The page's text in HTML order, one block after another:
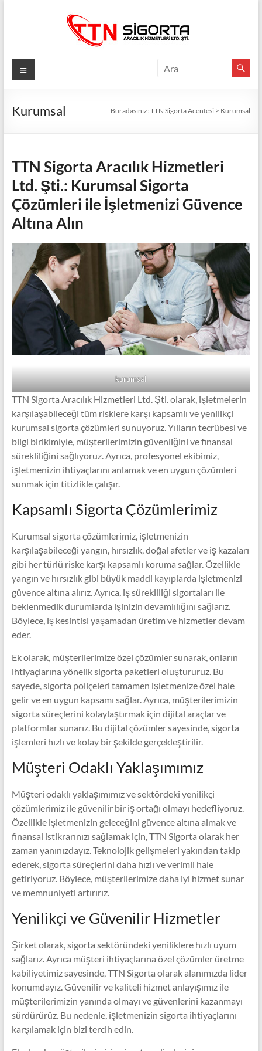
TTN
Acentesi
İçin
TTN
Sigorta:
En
İyi
Fiyatlar,
Eksiksiz
Koruma
Menü
Kurumsal Buradasınız: TTN Sigorta Acentesi > Kurumsal
TTN Sigorta Aracılık Hizmetleri
Ltd. Şti.: Kurumsal Sigorta
Çözümleri ile İşletmenizi Güvence
Altına Alın
kurumsal
TTN Sigorta Aracılık Hizmetleri Ltd. Şti. olarak, işletmelerin
karşılaşabileceği tüm risklere karşı kapsamlı ve yenilikçi
kurumsal sigorta çözümleri sunuyoruz. Yılların tecrübesi ve
bilgi birikimiyle, müşterilerimizin güvenliğini ve finansal
sürekliliğini sağlıyoruz. Ayrıca, profesyonel ekibimiz,
işletmenizin ihtiyaçlarını anlamak ve en uygun çözümleri
sunmak için titizlikle çalışır.
Kapsamlı Sigorta Çözümlerimiz
Kurumsal sigorta çözümlerimiz, işletmenizin
karşılaşabileceği yangın, hırsızlık, doğal afetler ve iş kazaları
gibi her türlü riske karşı kapsamlı koruma sağlar. Özellikle
yangın ve hırsızlık gibi büyük maddi kayıplarda işletmenizi
güvence altına alırız. Ayrıca, iş sürekliliği sigortaları ile
beklenmedik durumlarda işinizin devamlılığını sağlarız.
Böylece, iş kesintisi yaşamadan üretim ve hizmetler devam
eder.
Ek olarak, müşterilerimize özel çözümler sunarak, onların
ihtiyaçlarına yönelik sigorta paketleri oluştururuz. Bu
sayede, sigorta poliçeleri tamamen işletmenize özel hale
gelir ve en uygun kapsamı sağlar. Ayrıca, müşterilerimizin
sigorta süreçlerini kolaylaştırmak için dijital araçlar ve
platformlar sunarız. Bu dijital çözümler sayesinde, sigorta
işlemleri hızlı ve kolay bir şekilde gerçekleştirilir.
Müşteri Odaklı Yaklaşımımız
Müşteri odaklı yaklaşımımız ve sektördeki yenilikçi
çözümlerimiz ile güvenilir bir iş ortağı olmayı hedefliyoruz.
Özellikle işletmenizin geleceğini güvence altına almak ve
finansal istikrarınızı sağlamak için, TTN Sigorta olarak her
zaman yanınızdayız. Teknolojik gelişmeleri yakından takip
ederek, sigorta süreçlerini daha hızlı ve verimli hale
getiriyoruz. Böylece, müşterilerimize daha iyi hizmet sunar
ve memnuniyeti artırırız.
Yenilikçi ve Güvenilir Hizmetler
Şirket olarak, sigorta sektöründeki yeniliklere hızlı uyum
sağlarız. Ayrıca müşteri ihtiyaçlarına özel çözümler üretme
kabiliyetimiz sayesinde, TTN Sigorta olarak alanımızda lider
konumdayız. Güvenilir ve kaliteli hizmet anlayışımız ile
müşterilerimizin yanında olmayı ve güvenlerini kazanmayı
sürdürürüz. Bu nedenle, işletmenizin sigorta ihtiyaçlarını
karşılamak için bizi tercih edin.